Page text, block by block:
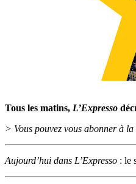
Tous les matins, L’Expresso
> Vous pouvez vous abonner à
Aujourd’hui dans L’Expresso : le